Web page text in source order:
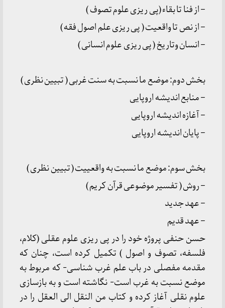
– از فنا تا بقاء (پی ریزی علوم تصوف )
– از نص تا واقعیت ( پی ریزی علم اصول فقه )
– انسان وتاریخ ( پی ریزی علوم انسانی )
بخش دوم: موضع ما نسبت به سنت غربی ( تبیین نظری )
– منابع اندیشه اروپایی
– آغازه اندیشه اروپایی
– پایان اندیشه اروپایی
بخش سوم: موضع ما نسبت به واقعییت ( تبیین نظری )
– روش ( تفسیر موضوعی قرآن کریم )
– عهد جدید
– عهد قدیم
حسن حنفی پروژه خود را در پی ریزی علوم عقلی (کلام،
فلسفه، تصوف و اصول ) تکمیل کرده است، چنان که
مقدمه مفصلی در باب علم غرب شناسی- که مربوط به
موضع نسبت به غرب است- نگاشته است و به بازسازی
علوم نقلی آغاز کرده و کتاب من النقل الی العقل را در